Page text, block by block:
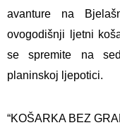
avanture na
ovogodišnji ljetni
se spremite na
planinskoj ljepotici.
“KOŠARKA BEZ